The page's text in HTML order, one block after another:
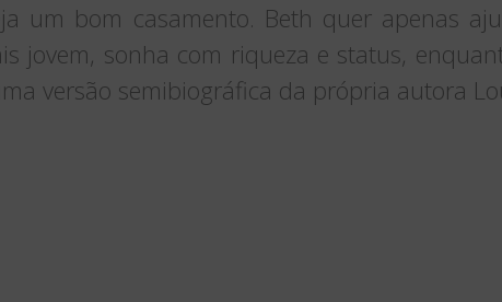
um bom casamento. Beth quer apenas
jovem, sonha com riqueza e status,
versão semibiográfica da própria autora